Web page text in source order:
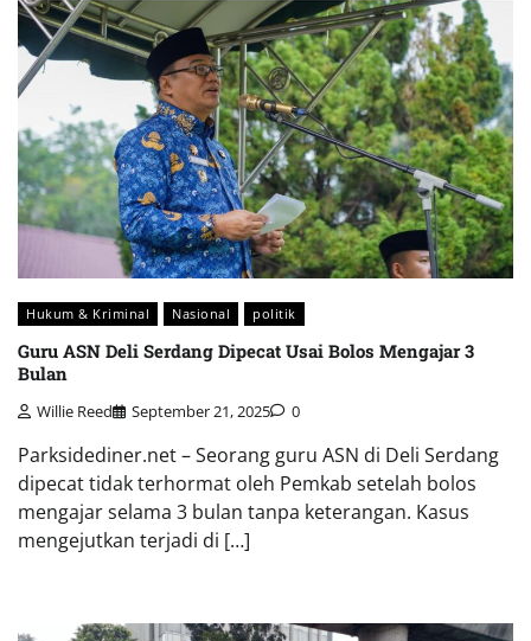
Hukum & Kriminal Nasional politik
Guru ASN Deli Serdang Dipecat Usai Bolos Mengajar 3
Bulan
Willie Reed September 21, 2025 0
Parksidediner.net – Seorang guru ASN di Deli Serdang
dipecat tidak terhormat oleh Pemkab setelah bolos
mengajar selama 3 bulan tanpa keterangan. Kasus
mengejutkan terjadi di […]